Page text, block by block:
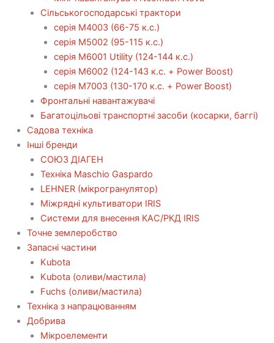
Сільськогосподарські трактори
серія М4003 (66-75 к.с.)
серія М5002 (95-115 к.с.)
серія M6001 Utility (124-144 к.с.)
серія М6002 (124-143 к.с. + Power Boost)
серія М7003 (130-170 к.с. + Power Boost)
Фронтальні навантажувачі
Багатоцільові транспортні засоби (косарки, баггі)
Садова техніка
Інші бренди
СОЮЗ ДІАГЕН
Техніка Maschio Gaspardo
LEHNER (мікрогранулятор)
Міжрядні культиватори IRIS
Системи для внесення КАС/РКД IRIS
Точне землеробство
Запасні частини
Kubota
Kubota (оливи/мастила)
Fuchs (оливи/мастила)
Техніка з напрацюванням
Добрива
Мікроелементи